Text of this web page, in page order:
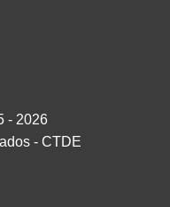
- 2026
- CTDE